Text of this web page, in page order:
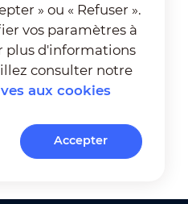
» ou « Refuser ».
vos paramètres à
plus d'informations
consulter notre
aux cookies
Accepter